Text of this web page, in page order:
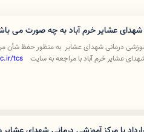
عشایر خرم آباد به چه صورت می
درمانی شهدای عشایر به منظور حفظ شأن
عشایر خرم آباد با مراجعه به سایت
tcs